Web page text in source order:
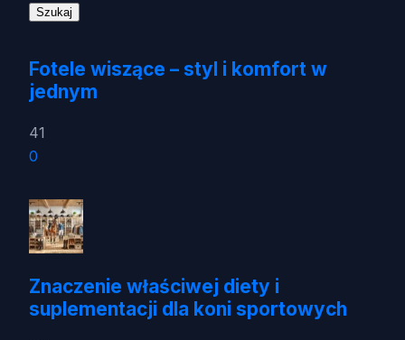
Fotele wiszące – styl i komfort w
jednym
41
0
Znaczenie właściwej diety i
suplementacji dla koni sportowych